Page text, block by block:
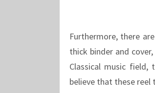
Furthermore, there
thick binder and
Classical music field,
believe that these reel